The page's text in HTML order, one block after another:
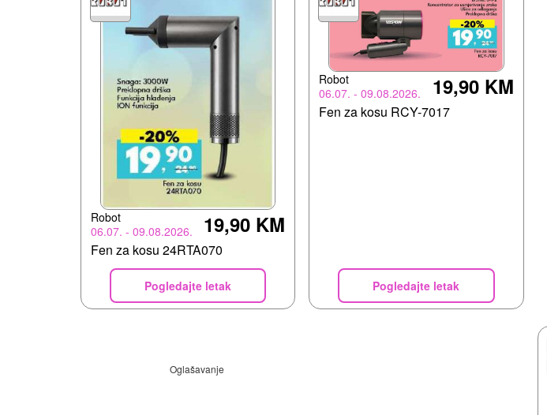
Robot
06.07. - 09.08.2026.
19,90 KM
Fen za kosu 24RTA070
Pogledajte letak
Robot
06.07. - 09.08.2026.
19,90 KM
Fen za kosu RCY-7017
Pogledajte letak
Oglašavanje